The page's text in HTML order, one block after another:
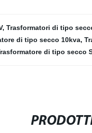
, Trasformatori di tipo
di tipo secco 10kva,
di tipo secco